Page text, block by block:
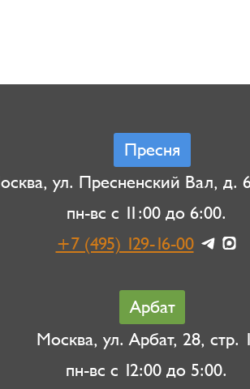
Пресня
ул. Пресненский Вал, д.
пн-вс с 11:00 до 6:00.
+7 (495) 129-16-00
Арбат
Москва, ул. Арбат, 28, стр.
пн-вс с 12:00 до 5:00.